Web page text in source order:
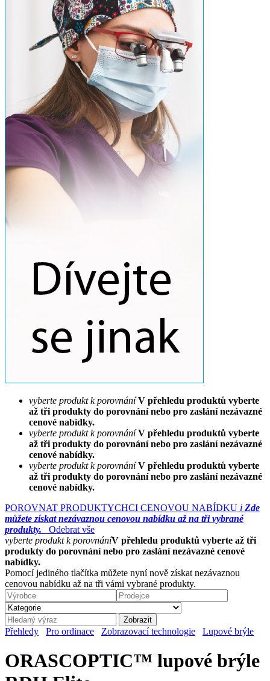
vyberte produkt k porovnání V přehledu produktů vyberte
až tři produkty do porovnání nebo pro zaslání nezávazné
cenové nabídky.
vyberte produkt k porovnání V přehledu produktů vyberte
až tři produkty do porovnání nebo pro zaslání nezávazné
cenové nabídky.
vyberte produkt k porovnání V přehledu produktů vyberte
až tři produkty do porovnání nebo pro zaslání nezávazné
cenové nabídky.
POROVNAT PRODUKTYCHCI CENOVOU NABÍDKU i Zde
můžete získat nezávaznou cenovou nabídku až na tři vybrané
produkty.
Odebrat vše
vyberte produkt k porovnáníV přehledu produktů vyberte až tři
produkty do porovnání nebo pro zaslání nezávazné cenové
nabídky.
Pomocí jediného tlačítka můžete nyní nově získat nezávaznou
cenovou nabídku až na tři vámi vybrané produkty.
Přehledy Pro ordinace Zobrazovací technologie Lupové brýle
ORASCOPTIC™ lupové brýle